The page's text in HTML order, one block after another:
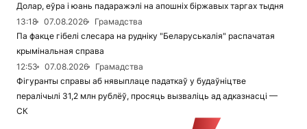
Долар, еўра і юань падаражэлі на апошніх біржавых таргах тыдня
13:18
07.08.2026
Грамадства
Па факце гібелі слесара на рудніку "Беларуськалія" распачатая
крымінальная справа
12:53
07.08.2026
Грамадства
Фігуранты справы аб нявыплаце падаткаў у будаўніцтве
пералічылі 31,2 млн рублёў, просяць вызваліць ад адказнасці —
СК